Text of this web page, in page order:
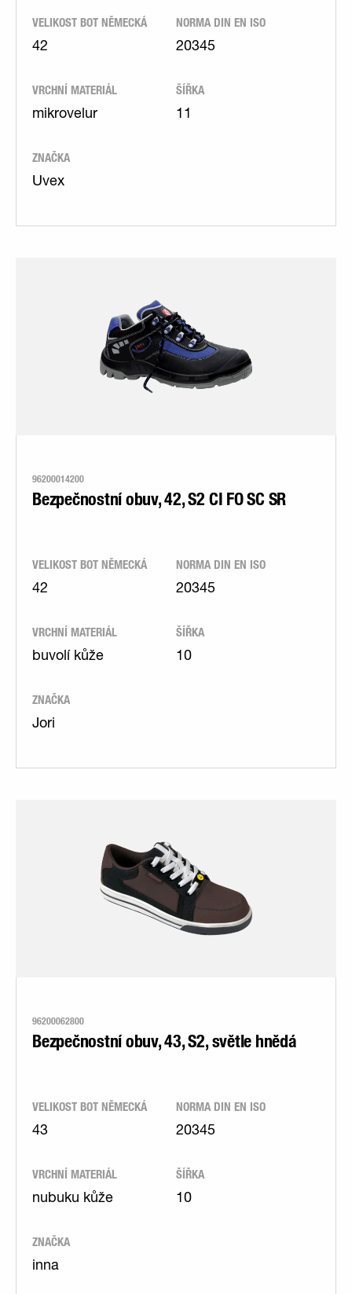
VELIKOST BOT NĚMECKÁ
42
NORMA DIN EN ISO
20345
VRCHNÍ MATERIÁL
mikrovelur
ŠÍŘKA
11
ZNAČKA
Uvex
96200014200
Bezpečnostní obuv, 42, S2 CI FO SC SR
VELIKOST BOT NĚMECKÁ
42
NORMA DIN EN ISO
20345
VRCHNÍ MATERIÁL
buvolí kůže
ŠÍŘKA
10
ZNAČKA
Jori
96200062800
Bezpečnostní obuv, 43, S2, světle hnědá
VELIKOST BOT NĚMECKÁ
43
NORMA DIN EN ISO
20345
VRCHNÍ MATERIÁL
nubuku kůže
ŠÍŘKA
10
ZNAČKA
inna